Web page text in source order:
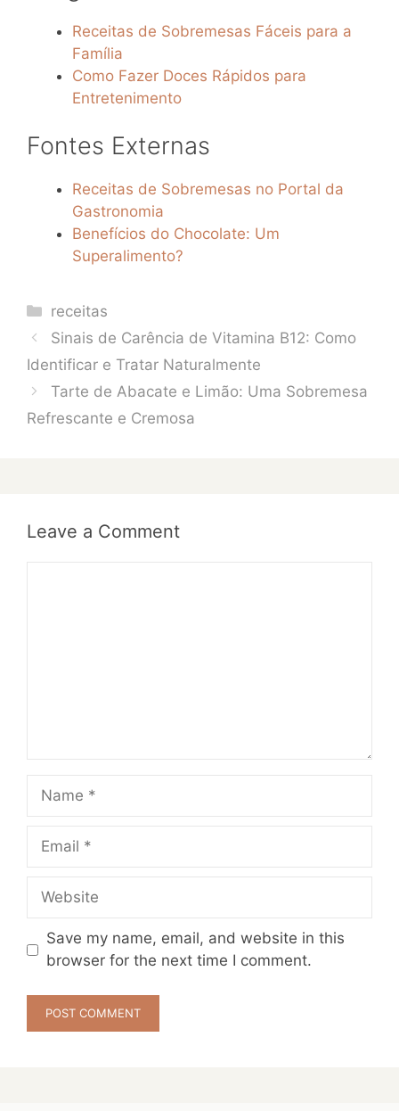
Receitas de Sobremesas Fáceis para a
Família
Como Fazer Doces Rápidos para
Entretenimento
Fontes Externas
Receitas de Sobremesas no Portal da
Gastronomia
Benefícios do Chocolate: Um
Superalimento?
Categories
receitas
Sinais de Carência de Vitamina B12: Como
Identificar e Tratar Naturalmente
Tarte de Abacate e Limão: Uma Sobremesa
Refrescante e Cremosa
Leave a Comment
Name
Email
Website
Save my name, email, and website in this
browser for the next time I comment.